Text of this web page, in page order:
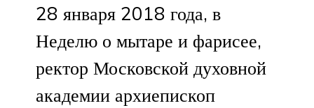
28 января 2018 года, в
Неделю о мытаре и фарисее,
ректор Московской духовной
академии архиепископ